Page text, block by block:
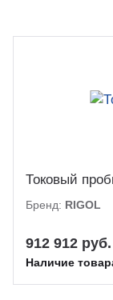
Токовый
Бренд: RIGOL
912 912 руб.
Наличие